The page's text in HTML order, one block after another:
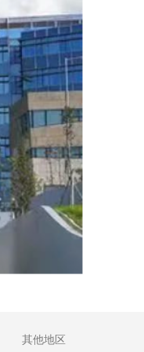
其他地区